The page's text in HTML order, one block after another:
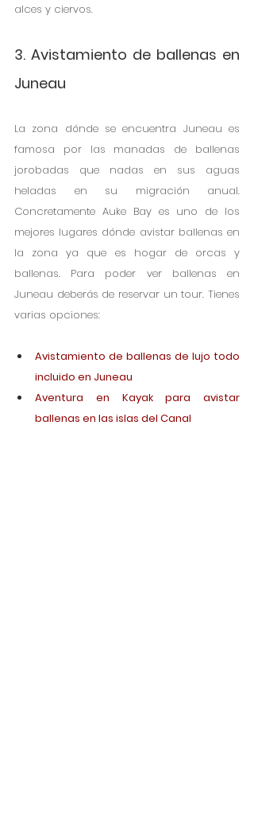
alces y ciervos.
3. Avistamiento de ballenas en
Juneau
La zona dónde se encuentra Juneau es
famosa por las manadas de ballenas
jorobadas que nadas en sus aguas
heladas en su migración anual.
Concretamente Auke Bay es uno de los
mejores lugares dónde avistar ballenas en
la zona ya que es hogar de orcas y
ballenas. Para poder ver ballenas en
Juneau deberás de reservar un tour. Tienes
varias opciones:
Avistamiento de ballenas de lujo todo
incluido en Juneau
Aventura en Kayak para avistar
ballenas en las islas del Canal